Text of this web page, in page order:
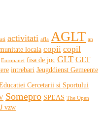
activitati afla AGLT an
locala copii copil
Europanet fisa de joc GLT GLT
intrebari Jeugddienst Gemeente
Cercetarii si Sportului
Somepro SPEAS The Open
vzw